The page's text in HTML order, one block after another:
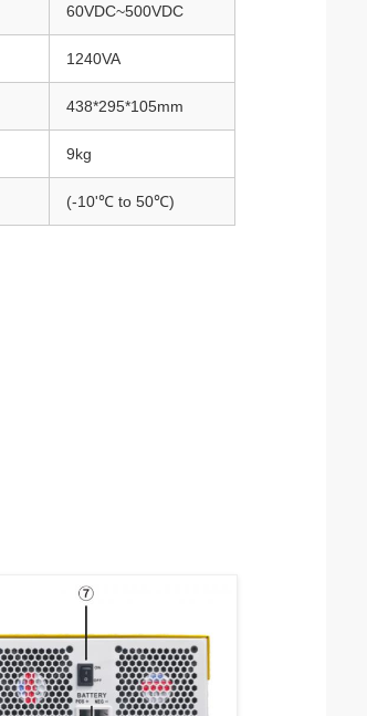
60VDC~500VDC
1240VA
438*295*105mm
9kg
(-10'℃ to 50℃)